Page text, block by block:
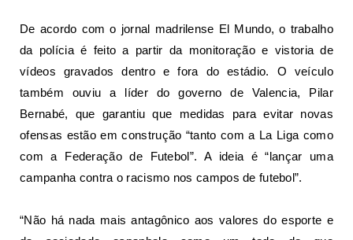
De acordo com o jornal madrilense El Mundo, o trabalho
da polícia é feito a partir da monitoração e vistoria de
vídeos gravados dentro e fora do estádio. O veículo
também ouviu a líder do governo de Valencia, Pilar
Bernabé, que garantiu que medidas para evitar novas
ofensas estão em construção “tanto com a La Liga como
com a Federação de Futebol”. A ideia é “lançar uma
campanha contra o racismo nos campos de futebol”.
“Não há nada mais antagônico aos valores do esporte e